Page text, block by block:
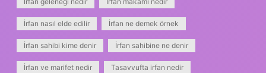
İrfan nasıl elde edilir İrfan ne demek örnek
İrfan sahibi kime denir İrfan sahibine ne denir
İrfan ve marifet nedir Tasavvufta irfan nedir